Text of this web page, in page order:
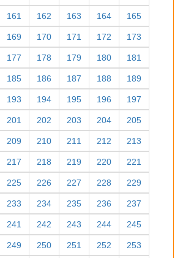
161 162 163 164 165
169 170 171 172 173
177 178 179 180 181
185 186 187 188 189
193 194 195 196 197
201 202 203 204 205
209 210 211 212 213
217 218 219 220 221
225 226 227 228 229
233 234 235 236 237
241 242 243 244 245
249 250 251 252 253